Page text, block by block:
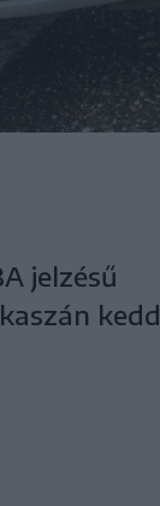
jelzésű
kedd